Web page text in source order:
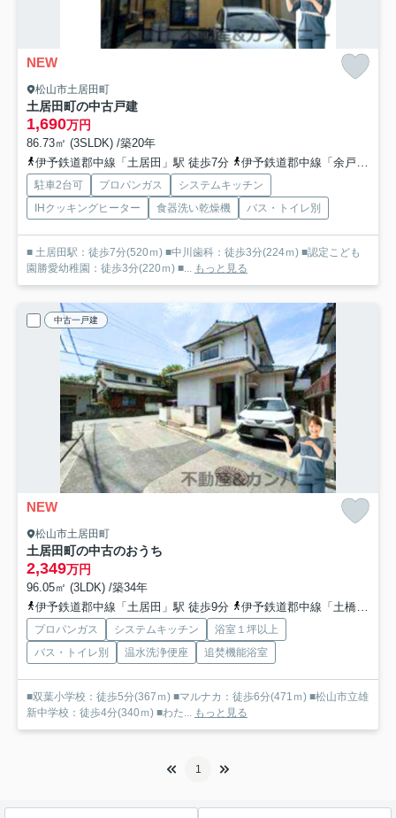
NEW
松山市土居田町
土居田町の中古戸建
1,690万円
86.73㎡ (3SLDK) /築20年
伊予鉄道郡中線「土居田」駅 徒歩7分
伊予鉄道郡中線「余戸」駅 徒歩14分
駐車2台可 プロパンガス
システムキッチン
IHクッキングヒーター
食器洗い乾燥機 バス・トイレ別
■ 土居田駅：徒歩7分(520ｍ) ■中川歯科：徒歩3分(224ｍ) ■認定こども
園勝愛幼稚園：徒歩3分(220ｍ) ■... もっと見る
中古一戸建
NEW
松山市土居田町
土居田町の中古のおうち
2,349万円
96.05㎡ (3LDK) /築34年
伊予鉄道郡中線「土居田」駅 徒歩9分
伊予鉄道郡中線「土橋」駅 徒歩15分
プロパンガス システムキッチン
浴室１坪以上
バス・トイレ別
温水洗浄便座 追焚機能浴室
■双葉小学校：徒歩5分(367ｍ) ■マルナカ：徒歩6分(471ｍ) ■松山市立雄
新中学校：徒歩4分(340ｍ) ■わた... もっと見る
1